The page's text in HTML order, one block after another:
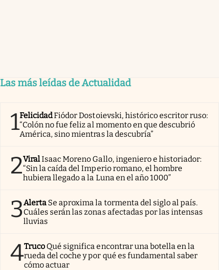
Las más leídas de Actualidad
1FelicidadFiódor Dostoievski, histórico escritor ruso:
“Colón no fue feliz al momento en que descubrió
América, sino mientras la descubría”
2ViralIsaac Moreno Gallo, ingeniero e historiador:
“Sin la caída del Imperio romano, el hombre
hubiera llegado a la Luna en el año 1000”
3Alerta Se aproxima la tormenta del siglo al país.
Cuáles serán las zonas afectadas por las intensas
lluvias
4Truco Qué significa encontrar una botella en la
rueda del coche y por qué es fundamental saber
cómo actuar